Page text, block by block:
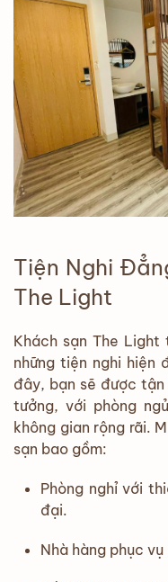
Tiện Nghi
The Light
Khách sạn The
những tiện nghi hiện
đây, bạn sẽ được tận
tưởng, với phòng
không gian rộng rãi.
sạn bao gồm:
Phòng nghỉ với
đại.
Nhà hàng phục